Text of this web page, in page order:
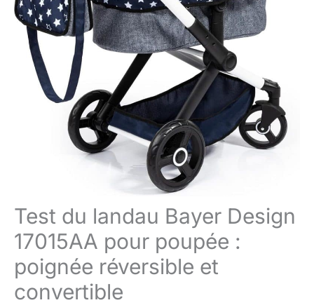
Test du landau Bayer Design
17015AA pour poupée :
poignée réversible et
convertible